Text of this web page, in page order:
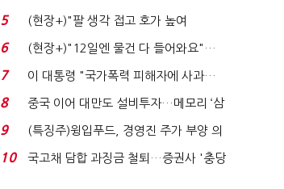
처분' 기준은 ...
5
(현장+)"팔 생각 접고 호가 높여
요"…'덜 똘똘한 한 채' 20...
6
(현장+)"12일엔 물건 다 들어와요"…
빈 매대 채우며 문 연 ...
7
이 대통령 "국가폭력 피해자에 사과…
적극적 조사로 진...
8
중국 이어 대만도 설비투자…메모리 ‘삼
국전쟁’
9
(특징주)윙입푸드, 경영진 주가 부양 의
지에 상한가...
10
국고채 담합 과징금 철퇴…증권사 '충당